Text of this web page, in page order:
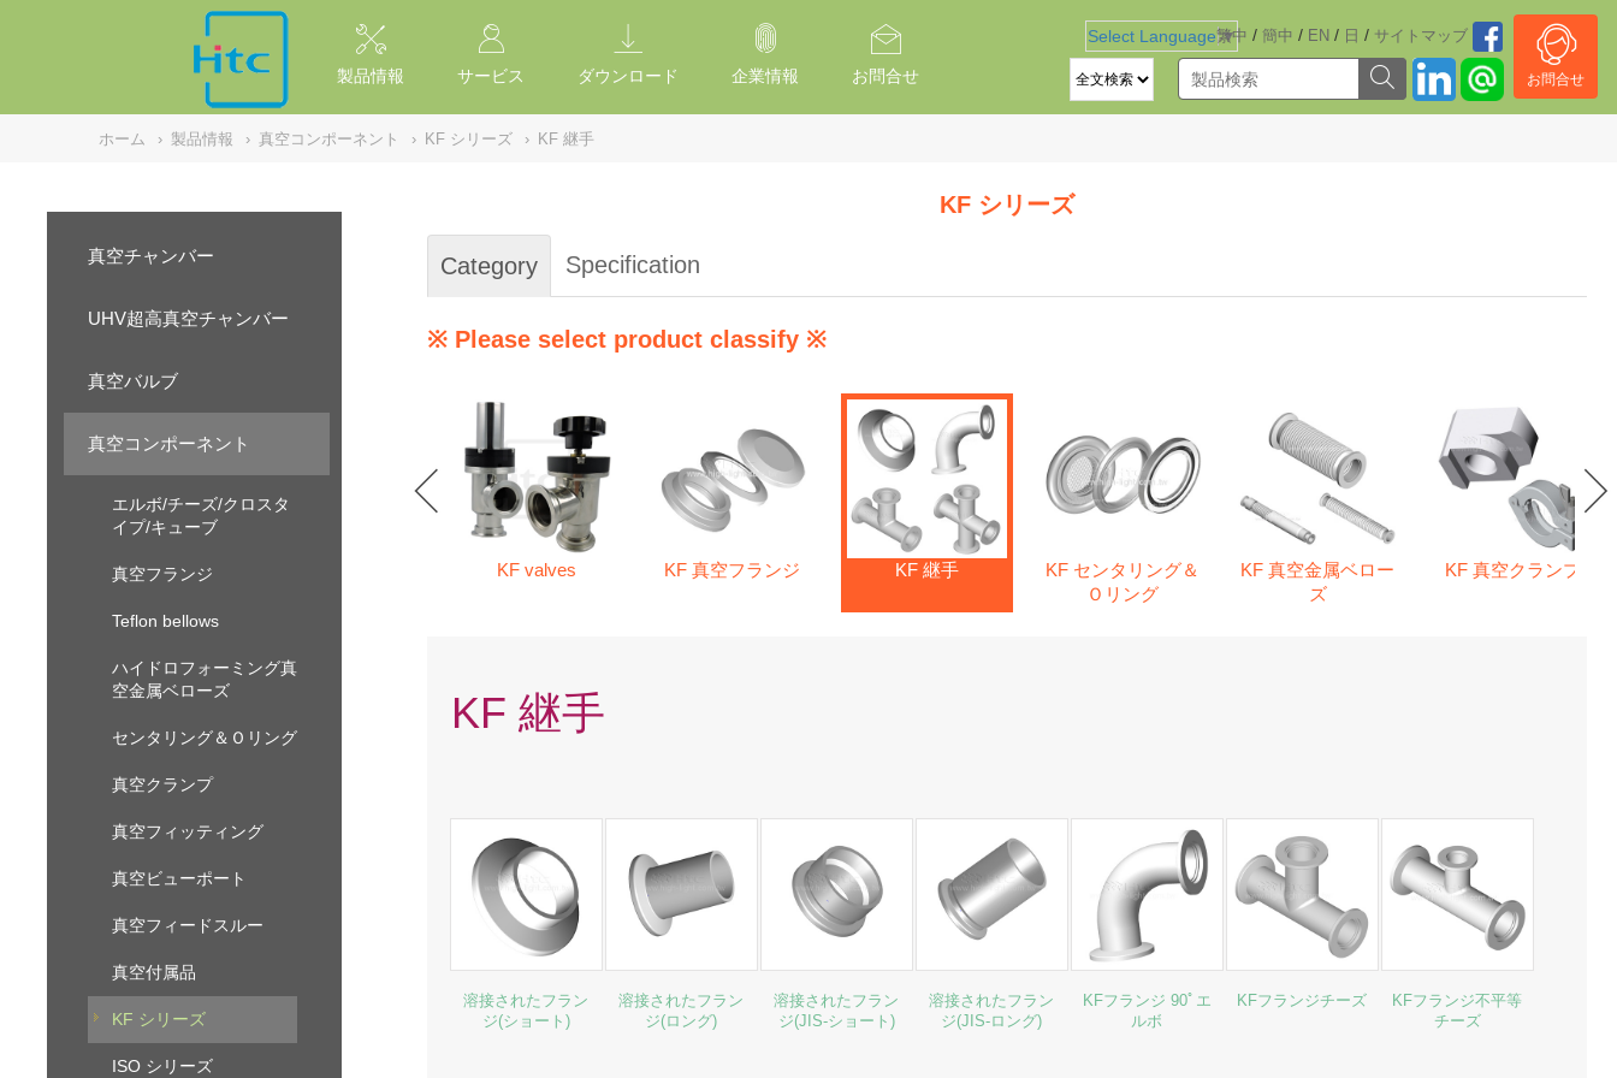
繁中 / 簡中 / EN / 日 / サイトマッブ
Select Language ▼
お問合せ
製品情報 サービス ダウンロード 企業情報 お問合せ
ホーム › 製品情報 › 真空コンポーネント › KF シリーズ › KF 継手
真空チャンバー
UHV超高真空チャンバー
真空バルブ
真空コンポーネント
エルボ/チーズ/クロスタ
イプ/キューブ
真空フランジ
Teflon bellows
ハイドロフォーミング真
空金属ベローズ
センタリング＆Ｏリング
真空クランプ
真空フィッティング
真空ビューポート
真空フィードスルー
真空付属品
KF シリーズ
ISO シリーズ
KF シリーズ
Category Specification
※ Please select product classify ※
KF valves KF 真空フランジ KF 継手
KF センタリング＆
Ｏリング
KF 真空金属ベロー
ズ
KF 真空クランプ
KF 継手
溶接されたフラン
ジ(ショート)
溶接されたフラン
ジ(ロング)
溶接されたフラン
ジ(JIS-ショート)
溶接されたフラン
ジ(JIS-ロング)
KFフランジ 90ﾟエ
ルボ
KFフランジチーズ
KFフランジ不平等
チーズ